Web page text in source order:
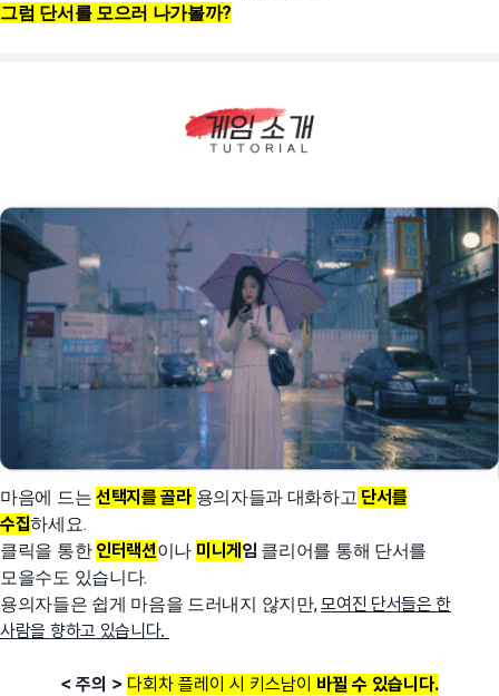
그럼 단서를 모으러 나가볼까?
마음에 드는 선택지를 골라 용의자들과 대화하고 단서를
수집하세요.
클릭을 통한 인터랙션이나 미니게 임 클리어를 통해 단서를
모을수도 있습니다.
용의자들은 쉽게 마음을 드러내지 않지만,모여진 단서들은 한
사람을 향하고 있습니다.
< 주의 > 다회차 플레이 시 키스남이 바뀔 수 있습니다.